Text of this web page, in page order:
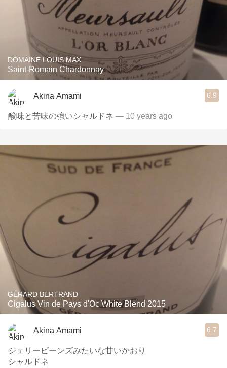
DOMAINE LOUIS MAX
Saint-Romain Chardonnay
Akina Amami 6.9
酸味と苦味の強いシャルドネ — 10 years ago
GÉRARD BERTRAND
Cigalus Vin de Pays d'Oc White Blend 2015
Akina Amami 6.7
ジェリービーンズみたいな甘いかおり
シャルドネ